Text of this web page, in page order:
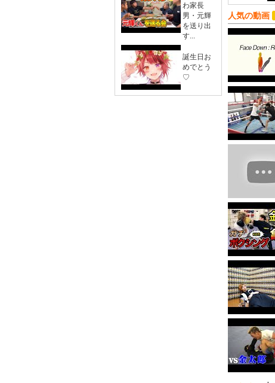
わ家長
男・元輝
を送り出
す...
誕生日お
めでとう
♡
人気の動画